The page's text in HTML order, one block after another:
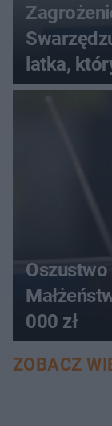
latka,
aucie
000 zł
ZOBACZ